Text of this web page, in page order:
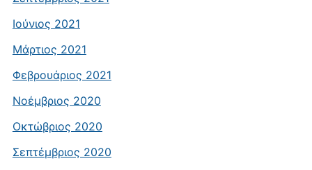
Ιούνιος 2021
Μάρτιος 2021
Φεβρουάριος 2021
Νοέμβριος 2020
Οκτώβριος 2020
Σεπτέμβριος 2020